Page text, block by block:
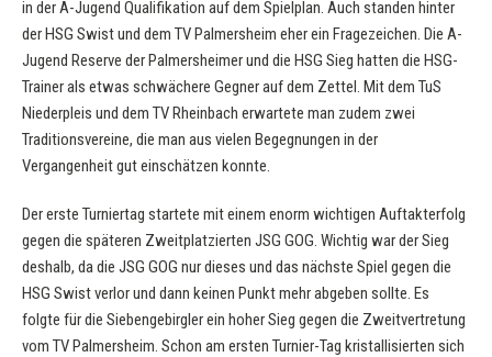
in der A-Jugend Qualifikation auf dem Spielplan. Auch standen hinter
der HSG Swist und dem TV Palmersheim eher ein Fragezeichen. Die A-
Jugend Reserve der Palmersheimer und die HSG Sieg hatten die HSG-
Trainer als etwas schwächere Gegner auf dem Zettel. Mit dem TuS
Niederpleis und dem TV Rheinbach erwartete man zudem zwei
Traditionsvereine, die man aus vielen Begegnungen in der
Vergangenheit gut einschätzen konnte.
Der erste Turniertag startete mit einem enorm wichtigen Auftakterfolg
gegen die späteren Zweitplatzierten JSG GOG. Wichtig war der Sieg
deshalb, da die JSG GOG nur dieses und das nächste Spiel gegen die
HSG Swist verlor und dann keinen Punkt mehr abgeben sollte. Es
folgte für die Siebengebirgler ein hoher Sieg gegen die Zweitvertretung
vom TV Palmersheim. Schon am ersten Turnier-Tag kristallisierten sich